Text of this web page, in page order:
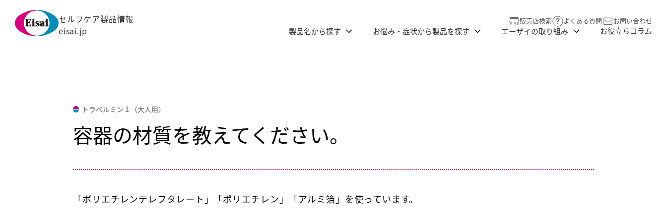
セルフケア製品情報
eisai.jp
製品名から探す お悩み・症状から製品を探す エーザイの取り組み お役立ちコラム
販売店検索 よくある質問 お問い合わせ
トラベルミン１（大人用）
容器の材質を教えてください。
「ポリエチレンテレフタレート」「ポリエチレン」「アルミ箔」を使っています。